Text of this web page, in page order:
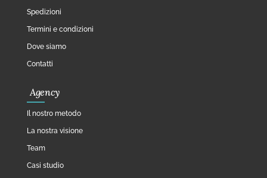
Spedizioni
Termini e condizioni
Dove siamo
Contatti
Agency
Il nostro metodo
La nostra visione
Team
Casi studio